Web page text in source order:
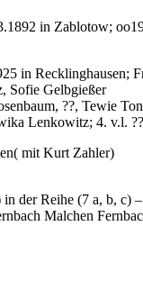
in Zablotow;
in Recklinghausen;
Sofie Gelbgießer
??, Tewie
Lenkowitz; 4. v.l.
mit Kurt Zahler)
der Reihe (7 a, b, c)
Malchen